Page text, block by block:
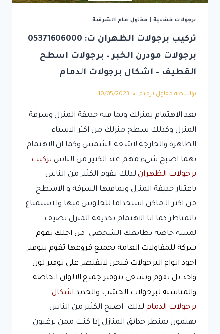
برجولات خشبية مقاول عام الشرقية
تركيب برجولات الظهران ت: 05371606000
برجولات مودرن الخبر – برجولات اسطح
القطيف – اشكال برجولات الدمام
بواسطة مقاول ترميم 10/05/2023
يعد الاهتمام بمنزلك وبما فيه حديقة المنزل وشرفة
المنزل وكذلك سطح منزلك من اكثر الاشياء
الظاهره والخارجه لاشعة الشمس وكما ان الاهتمام
بهما اصبح شيء مهم عند الكثير من الناس تركيب
برجولات الظهران لذلك يقوم الكثير من الناس
باعتبار حديقة المنزل وبمافيها الشرفة و الاسطح
من اكثر الاماكن استخداما للجلوس فيها والاستمتاع
بالمناظر كما انا الاهتمام بحديقة المنزل تضيف
لمسة خاصة بطابعك الشخصي من اجلك تقوم
شركة للمقاولات العامة بجميع فروعها تقوم بتوفير
اجود انواع البرجولات فنحن لانقتصر على توفير لون
واحد بل نقوم ونسعى بتوفير جميع الالوان الخاصة
والمناسبة لبرجولات الخشب والحديد اشكال
برجولات الدمام لذلك اصبح الكثير من الناس
يهتمون بمنظر حدائق المنازل إذا كنت ممن يرغبون